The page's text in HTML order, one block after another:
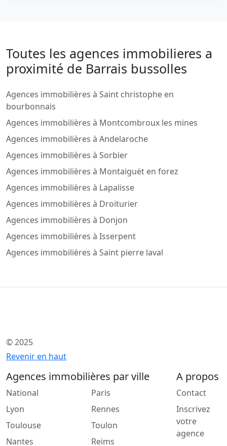
Toutes les agences immobilieres a
proximité de Barrais bussolles
Agences immobilières à Saint christophe en
bourbonnais
Agences immobilières à Montcombroux les mines
Agences immobilières à Andelaroche
Agences immobilières à Sorbier
Agences immobilières à Montaiguët en forez
Agences immobilières à Lapalisse
Agences immobilières à Droiturier
Agences immobilières à Donjon
Agences immobilières à Isserpent
Agences immobilières à Saint pierre laval
© 2025
Revenir en haut
Agences immobilières par ville
National
Lyon
Toulouse
Nantes
Paris
Rennes
Toulon
Reims
A propos
Contact
Inscrivez
votre
agence